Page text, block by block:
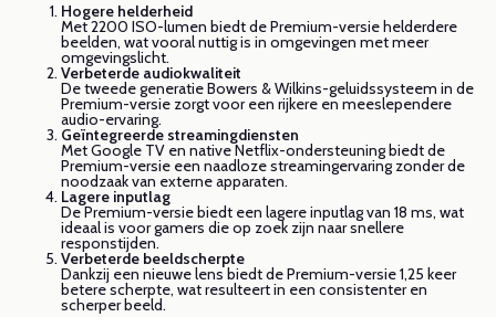
Hogere helderheid
Met 2200 ISO-lumen biedt de Premium-versie helderdere
beelden, wat vooral nuttig is in omgevingen met meer
omgevingslicht.
Verbeterde audiokwaliteit
De tweede generatie Bowers & Wilkins-geluidssysteem in de
Premium-versie zorgt voor een rijkere en meeslependere
audio-ervaring.
Geïntegreerde streamingdiensten
Met Google TV en native Netflix-ondersteuning biedt de
Premium-versie een naadloze streamingervaring zonder de
noodzaak van externe apparaten.
Lagere inputlag
De Premium-versie biedt een lagere inputlag van 18 ms, wat
ideaal is voor gamers die op zoek zijn naar snellere
responstijden.
Verbeterde beeldscherpte
Dankzij een nieuwe lens biedt de Premium-versie 1,25 keer
betere scherpte, wat resulteert in een consistenter en
scherper beeld.